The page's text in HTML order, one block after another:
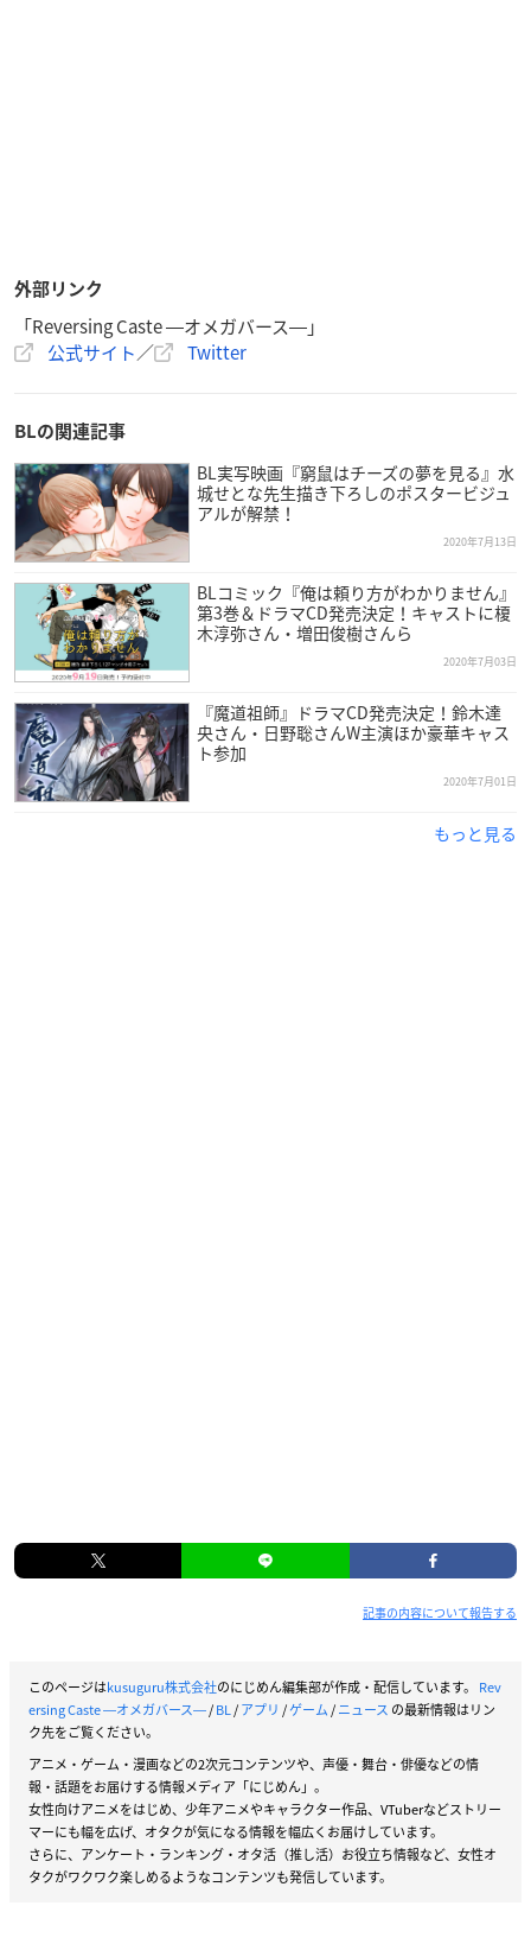
外部リンク
「Reversing Caste ―オメガバース―」
公式サイト／ Twitter
BLの関連記事
BL実写映画『窮鼠はチーズの夢を見る』水
城せとな先生描き下ろしのポスタービジュ
アルが解禁！
2020年7月13日
BLコミック『俺は頼り方がわかりません』
第3巻＆ドラマCD発売決定！キャストに榎
木淳弥さん・増田俊樹さんら
2020年7月03日
『魔道祖師』ドラマCD発売決定！鈴木達
央さん・日野聡さんW主演ほか豪華キャス
ト参加
2020年7月01日
もっと見る
記事の内容について報告する
このページはkusuguru株式会社のにじめん編集部が作成・配信しています。 Rev
ersing Caste ―オメガバース―/BL/アプリ /ゲーム/ニュース の最新情報はリン
ク先をご覧ください。
アニメ・ゲーム・漫画などの2次元コンテンツや、声優・舞台・俳優などの情
報・話題をお届けする情報メディア「にじめん」。
女性向けアニメをはじめ、少年アニメやキャラクター作品、VTuberなどストリー
マーにも幅を広げ、オタクが気になる情報を幅広くお届けしています。
さらに、アンケート・ランキング・オタ活（推し活）お役立ち情報など、女性オ
タクがワクワク楽しめるようなコンテンツも発信しています。